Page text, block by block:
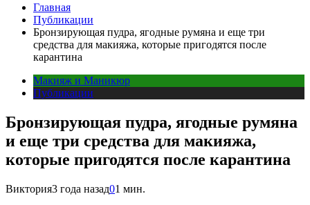
Главная
Публикации
Бронзирующая пудра, ягодные румяна и еще три
средства для макияжа, которые пригодятся после
карантина
Макияж и Маникюр
Публикации
Бронзирующая пудра, ягодные румяна
и еще три средства для макияжа,
которые пригодятся после карантина
Виктория3 года назад01 мин.